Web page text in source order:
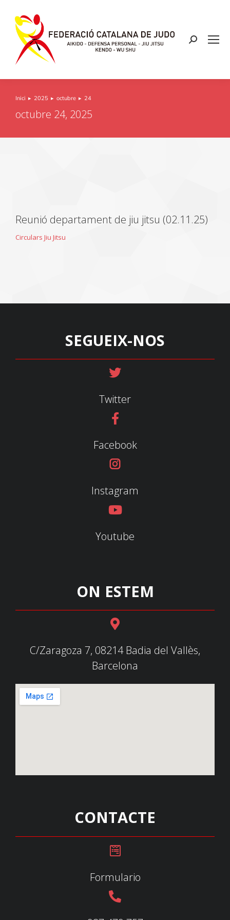
You are here:
Inici 2025 octubre 24
octubre 24, 2025
Reunió departament de jiu jitsu (02.11.25)
Circulars Jiu Jitsu
SEGUEIX-NOS
Twitter
Facebook
Instagram
Youtube
ON ESTEM
C/Zaragoza 7, 08214 Badia del Vallès,
Barcelona
CONTACTE
Formulario